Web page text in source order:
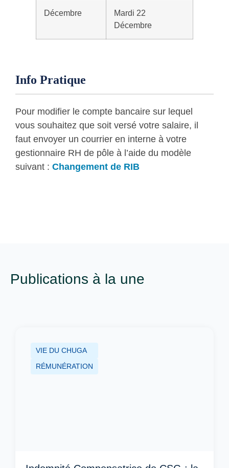
Décembre
Mardi 22
Décembre
Info Pratique
Pour modifier le compte bancaire sur lequel
vous souhaitez que soit versé votre salaire, il
faut envoyer un courrier en interne à votre
gestionnaire RH de pôle à l’aide du modèle
suivant : Changement de RIB
Publications à la une
VIE DU CHUGA
RÉMUNÉRATION